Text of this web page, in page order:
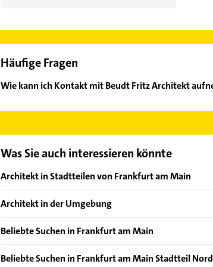
Häufige Fragen
Wie kann ich Kontakt mit Beudt Fritz Architekt
Was Sie auch interessieren könnte
Architekt in Stadtteilen von Frankfurt am Main
Altstadt
Bergen-Enkheim
Bornheim
Architekt in der Umgebung
Offenbach am Main
Eschborn Taunus
Beliebte Suchen in Frankfurt am Main
Dachdecker
Beliebte Suchen in Frankfurt am Main Stadtteil